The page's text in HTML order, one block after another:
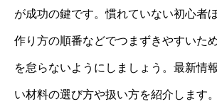
が成功の鍵です。慣れていない初心者
作り方の順番などでつまずきやすいた
を怠らないようにしましょう。最新情
い材料の選び方や扱い方を紹介します。